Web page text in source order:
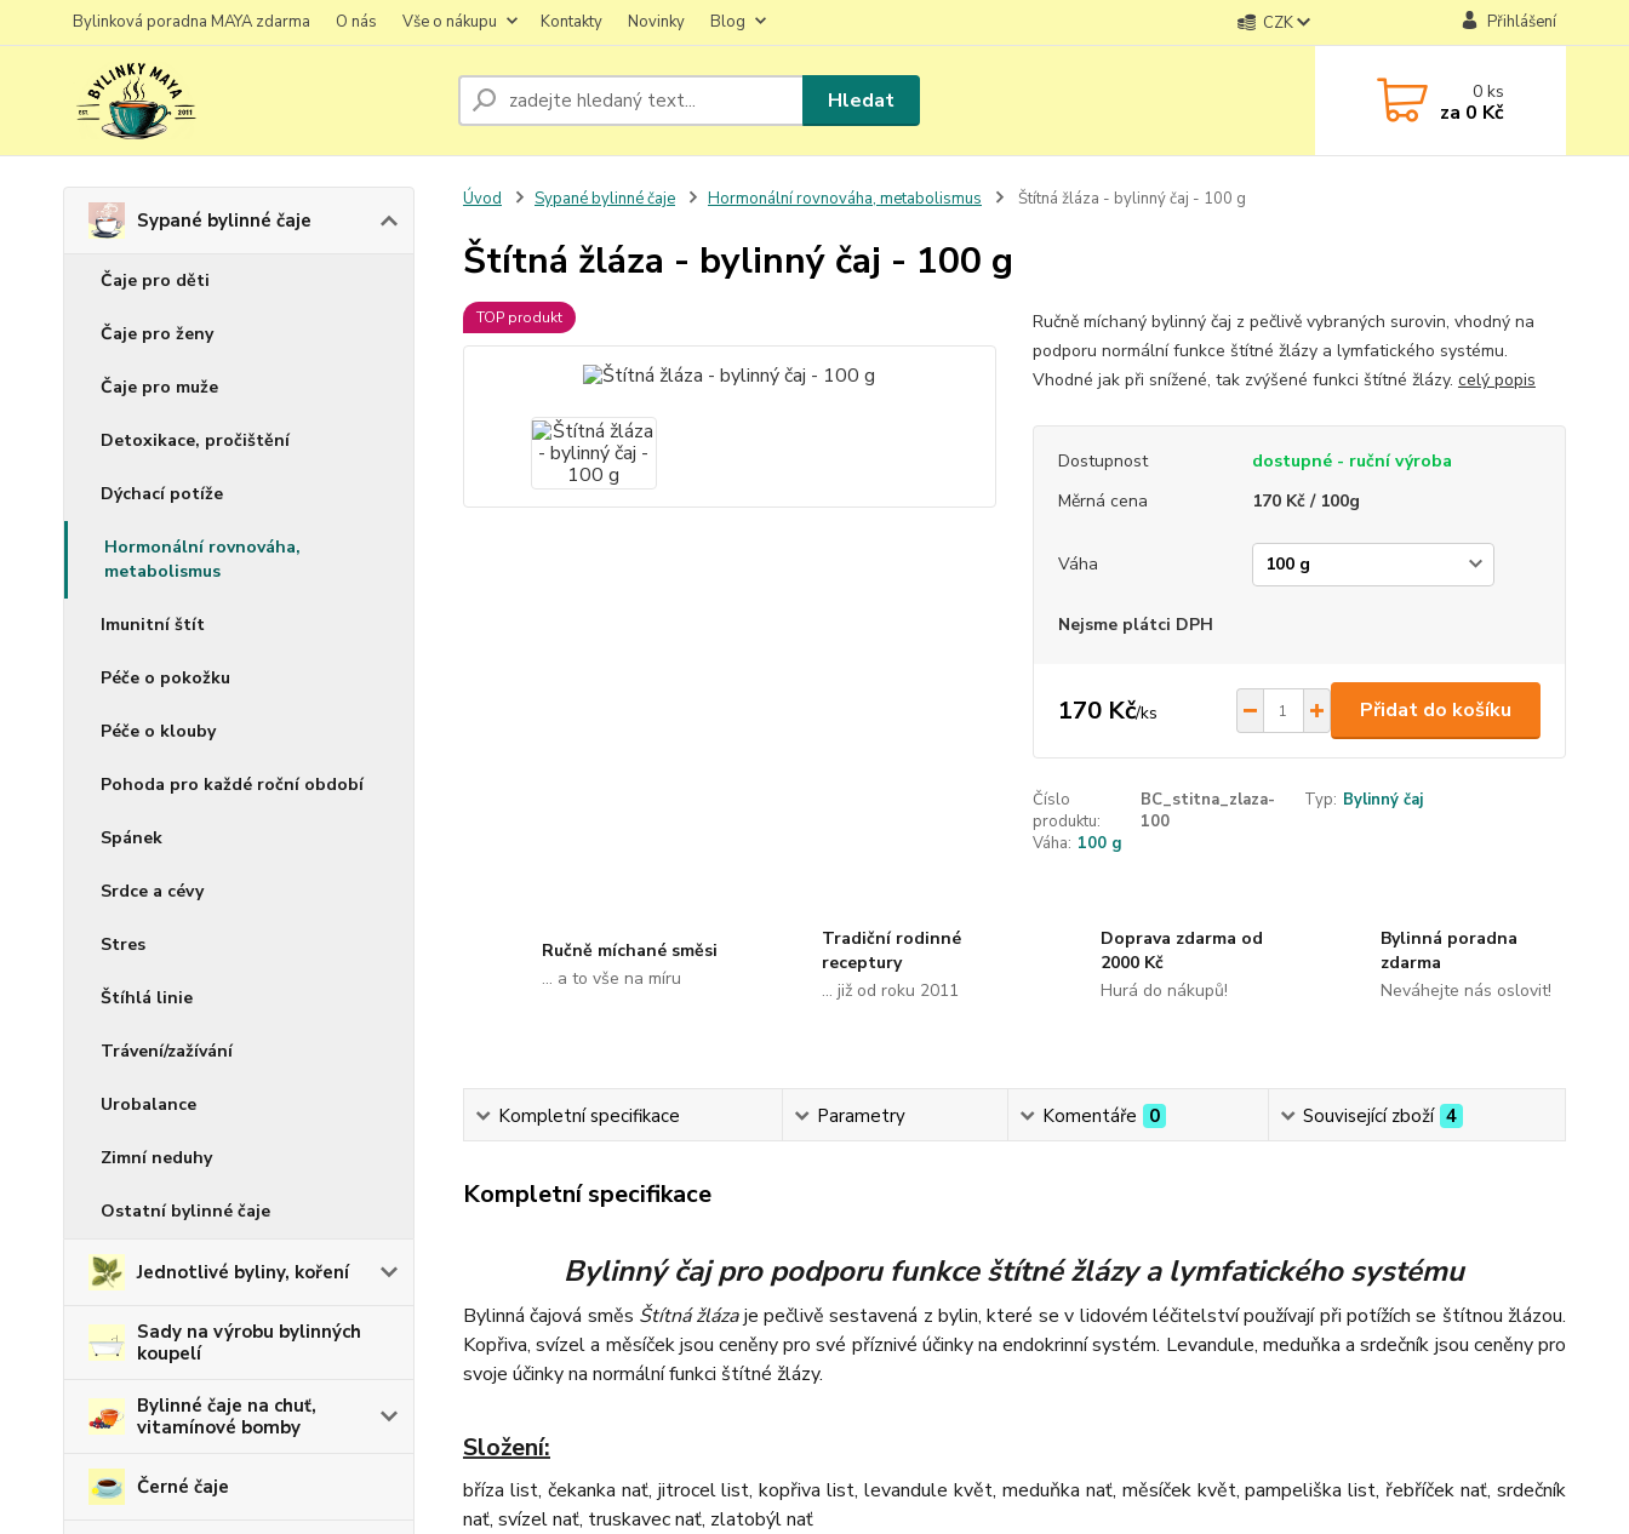
Bylinková poradna MAYA zdarma O nás Vše o nákupu Kontakty Novinky Blog CZK Přihlášení
Hledat 0ks
za 0 Kč
Sypané bylinné čaje
Čaje pro děti
Čaje pro ženy
Čaje pro muže
Detoxikace, pročištění
Dýchací potíže
Hormonální rovnováha,
metabolismus
Imunitní štít
Péče o pokožku
Péče o klouby
Pohoda pro každé roční období
Spánek
Srdce a cévy
Stres
Štíhlá linie
Trávení/zažívání
Urobalance
Zimní neduhy
Ostatní bylinné čaje
Jednotlivé byliny, koření
Sady na výrobu bylinných
koupelí
Bylinné čaje na chuť,
vitamínové bomby
Černé čaje
Úvod Sypané bylinné čaje Hormonální rovnováha, metabolismus Štítná žláza - bylinný čaj - 100 g
Štítná žláza - bylinný čaj - 100 g
TOP produkt
Ručně míchaný bylinný čaj z pečlivě vybraných surovin, vhodný na
podporu normální funkce štítné žlázy a lymfatického systému.
Vhodné jak při snížené, tak zvýšené funkci štítné žlázy. celý popis
Dostupnost
dostupné - ruční výroba
Měrná cena
170 Kč / 100g
Váha
Nejsme plátci DPH
170 Kč/ks Přidat do košíku
Číslo
produktu:
BC_stitna_zlaza-
100
Typ: Bylinný čaj
Váha: 100 g
Ručně míchané směsi
... a to vše na míru
Tradiční rodinné
receptury
... již od roku 2011
Doprava zdarma od
2000 Kč
Hurá do nákupů!
Bylinná poradna
zdarma
Neváhejte nás oslovit!
Kompletní specifikace Parametry Komentáře 0 Související zboží 4
Kompletní specifikace
Bylinný čaj pro podporu funkce štítné žlázy a lymfatického systému
Bylinná čajová směs Štítná žlázaje pečlivě sestavená z bylin, které se v lidovém léčitelství používají při potížích se štítnou žlázou.
Kopřiva, svízel a měsíček jsou ceněny pro své příznivé účinky na endokrinní systém. Levandule, meduňka a srdečník jsou ceněny pro
svoje účinky na normální funkci štítné žlázy.
Složení:
bříza list, čekanka nať, jitrocel list, kopřiva list, levandule květ, meduňka nať, měsíček květ, pampeliška list, řebříček nať, srdečník
nať, svízel nať, truskavec nať, zlatobýl nať